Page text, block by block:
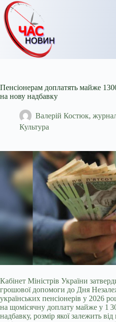
Перейти
до
вмісту
Пенсіонерам доплатять майже
на нову надбавку
Валерій Костюк,
Культура
Кабінет Міністрів України
грошової допомоги до Дня
українських пенсіонерів у 2026
на щомісячну доплату майже у 1
надбавку, розмір якої залежить